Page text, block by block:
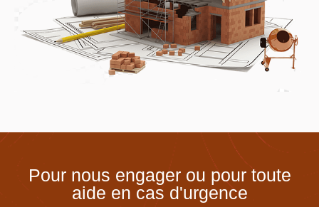
Pour nous engager ou pour toute
aide en cas d'urgence